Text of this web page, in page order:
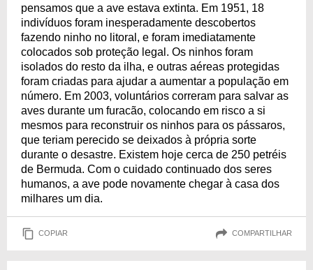
pensamos que a ave estava extinta. Em 1951, 18
indivíduos foram inesperadamente descobertos
fazendo ninho no litoral, e foram imediatamente
colocados sob proteção legal. Os ninhos foram
isolados do resto da ilha, e outras aéreas protegidas
foram criadas para ajudar a aumentar a população em
número. Em 2003, voluntários correram para salvar as
aves durante um furacão, colocando em risco a si
mesmos para reconstruir os ninhos para os pássaros,
que teriam perecido se deixados à própria sorte
durante o desastre. Existem hoje cerca de 250 petréis
de Bermuda. Com o cuidado continuado dos seres
humanos, a ave pode novamente chegar à casa dos
milhares um dia.
COPIAR COMPARTILHAR